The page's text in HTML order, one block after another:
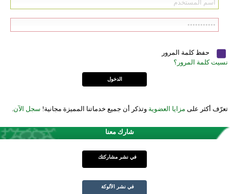
حفظ كلمة المرور
نسيت كلمة المرور؟
تعرّف أكثر على مزايا العضوية وتذكر أن جميع خدماتنا المميزة مجانية! سجل الآن
شارك معنا
في نشر مشاركتك
في نشر الألوكة